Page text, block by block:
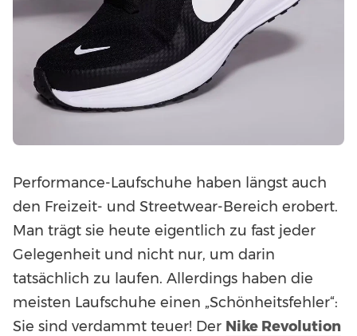
Performance-Laufschuhe haben längst auch
den Freizeit- und Streetwear-Bereich erobert.
Man trägt sie heute eigentlich zu fast jeder
Gelegenheit und nicht nur, um darin
tatsächlich zu laufen. Allerdings haben die
meisten Laufschuhe einen „Schönheitsfehler“:
Sie sind verdammt teuer! Der Nike Revolution